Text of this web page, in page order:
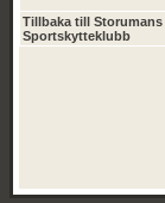
Tillbaka till Storumans
Sportskytteklubb